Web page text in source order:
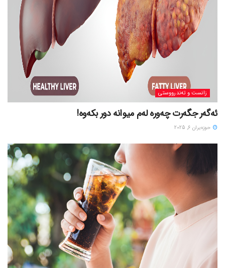
زانست و تەندرووستی
ئەگەر جگەرت چەورە لەم میوانە دور بکەوە!
حوزه‌یران 6, 2025